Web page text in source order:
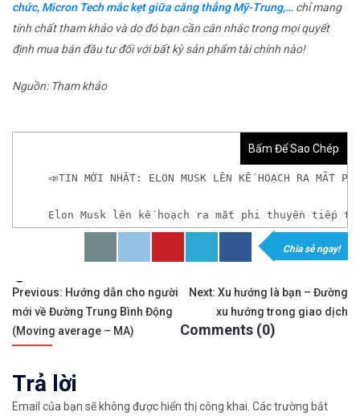
chức, Micron Tech mắc kẹt giữa căng thẳng Mỹ-Trung,… chỉ mang
tính chất tham khảo và do đó bạn cần cân nhắc trong mọi quyết
định mua bán đầu tư đối với bất kỳ sản phẩm tài chính nào!
Nguồn: Tham khảo
Bấm Để Sao Chép
📣TIN MỚI NHẤT: ELON MUSK LÊN KẾ HOẠCH RA MẮT
Elon Musk lên kế hoạch ra mắt phi thuyền tiếp
𝘟𝘦𝘮 𝘤𝘩𝘪 𝘵𝘪ế𝘵: https://chungkhoanforex.com/tin-
✨🏆𝐗𝐨á 𝐛ỏ 𝐥𝐨 𝐥ắ𝐧𝐠 𝐤𝐡𝐢 𝐭𝐡𝐚𝐦 𝐠𝐢𝐚 𝐭𝐡ị 𝐭𝐫ườ𝐧𝐠 𝐭à𝐢 𝐜𝐡í𝐧𝐡
✅𝘔ở 𝘵à𝘪 𝘬𝘩𝘰ả𝘯 𝘵𝘳ê𝘯 𝘴à𝘯 𝘌𝘹𝘯𝘦𝘴𝘴 𝘜𝘺 𝘛í𝘯 𝘷à 𝘱𝘩ù
✅𝘔ở 𝘵à𝘪 𝘬𝘩𝘰ả𝘯 𝘵𝘳ê𝘯 𝘴à𝘯 𝘉𝘪𝘯𝘢𝘯𝘤𝘦 𝘯ổ𝘪 𝘵𝘪ế𝘯𝘨 𝘯𝘩ấ𝘵
Chia sẻ ngay!
Tags:
Điều
hướng
viết
Previous: Hướng dẫn cho người
mới về Đường Trung Bình Động
(Moving average – MA)
Next: Xu hướng là bạn – Đường
xu hướng trong giao dịch
Comments (0)
Trả lời
Email của bạn sẽ không được hiển thị công khai. Các trường bắt